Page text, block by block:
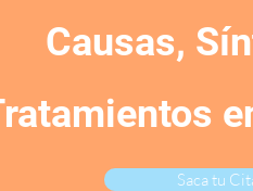
Causas,
Saca tu